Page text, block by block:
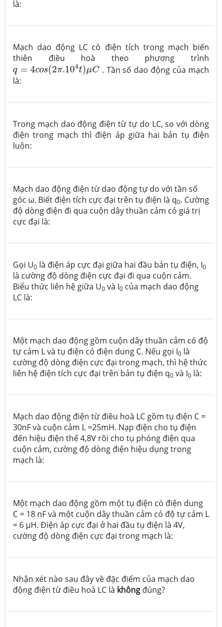
là:
Mạch dao động LC có điện tích trong mạch biến
thiên điều hoà theo phương trình
q = 4cos(2π.104t)μC
q=4c 2π.104t)μC . Tần số dao động của mạch
là:
Trong mạch dao động điện từ tự do LC, so với dòng
điện trong mạch thì điện áp giữa hai bản tụ điện
luôn:
Mạch dao động điện từ dao động tự do với tần số
góc ω. Biết điện tích cực đại trên tụ điện là q0. Cường
độ dòng điện đi qua cuộn dây thuần cảm có giá trị
cực đại là:
Gọi U0 là điện áp cực đại giữa hai đầu bản tụ điện, I0
là cường độ dòng điện cực đại đi qua cuộn cảm.
Biểu thức liên hệ giữa U0 và I0 của mạch dao động
LC là:
Một mạch dao động gồm cuộn dây thuần cảm có độ
tự cảm L và tụ điện có điện dung C. Nếu gọi I0 là
cường độ dòng điện cực đại trong mạch, thì hệ thức
liên hệ điện tích cực đại trên bản tụ điện q0 và I0 là:
Mạch dao động điện từ điều hoà LC gồm tụ điện C =
30nF và cuộn cảm L =25mH. Nạp điện cho tụ điện
đến hiệu điện thế 4,8V rồi cho tụ phóng điện qua
cuộn cảm, cường độ dòng điện hiệu dụng trong
mạch là:
Một mạch dao động gồm một tụ điện có điện dung
C = 18 nF và một cuộn dây thuần cảm có độ tự cảm L
= 6 μH. Điện áp cực đại ở hai đầu tụ điện là 4V,
cường độ dòng điện cực đại trong mạch là:
Nhận xét nào sau đây về đặc điểm của mạch dao
động điện từ điều hoà LC là không đúng?